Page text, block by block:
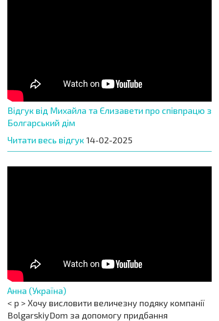
Відгук від Михайла та Єлизавети про співпрацю з
Болгарський дім
Читати весь відгук 14-02-2025
Анна (Україна)
< p > Хочу висловити величезну подяку компанії
BolgarskiyDom за допомогу придбання